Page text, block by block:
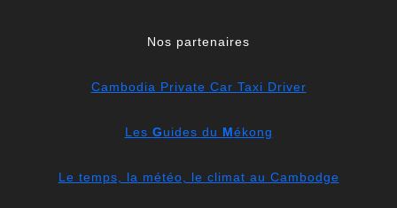
Nos partenaires
Cambodia Private Car Taxi Driver
Les Guides du Mékong
Le temps, la météo, le climat au Cambodge